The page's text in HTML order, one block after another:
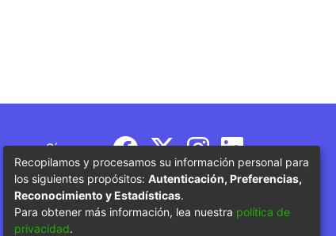
Síguenos
Recopilamos y procesamos su información personal para
los siguientes propósitos: Autenticación, Preferencias,
Reconocimiento y Estadísticas.
Para obtener más información, lea nuestra política de
privacidad.